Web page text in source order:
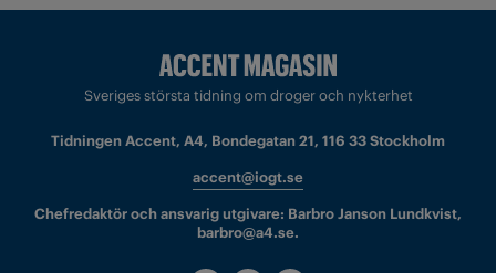
Sveriges största tidning om droger och nykterhet
Tidningen Accent, A4, Bondegatan 21, 116 33 Stockholm
accent@iogt.se
Chefredaktör och ansvarig utgivare: Barbro Janson Lundkvist,
barbro@a4.se.